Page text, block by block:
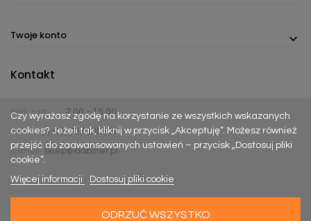
Twoje konto
Czy wyrażasz zgodę na korzystanie ze wszystkich wskazanych
cookies? Jeżeli tak, kliknij w przycisk „Akceptuję”. Możesz również
przejść do zaawansowanych ustawień – przycisk „Dostosuj pliki
cookie”.
Więcej informacji
Dostosuj pliki cookie
ODRZUĆ WSZYSTKO
Kontakt
pon. - pt.
7:00 - 15:00
Telefon:(+48) 737 305 306
E-mail: sklep@dabster.pl